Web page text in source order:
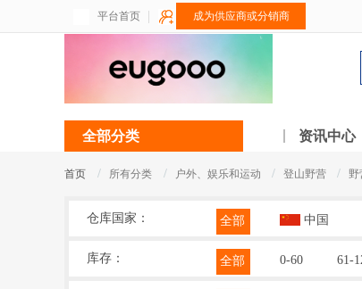
平台首页 成为供应商或分销商
全部分类 资讯中心
首页 / 所有分类 / 户外、娱乐和运动 / 登山野营 / 野
仓库国家： 全部 中国
库存： 全部 0-60 61-